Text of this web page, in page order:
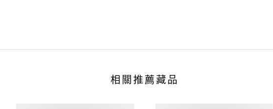
相關推薦藏品